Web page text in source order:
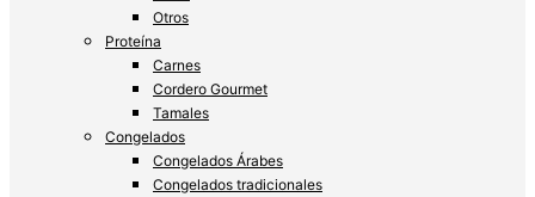
Otros
Proteína
Carnes
Cordero Gourmet
Tamales
Congelados
Congelados Árabes
Congelados tradicionales